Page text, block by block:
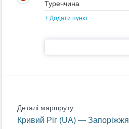
+ Додати пункт
Деталі маршруту:
Кривий Ріг (UA) —